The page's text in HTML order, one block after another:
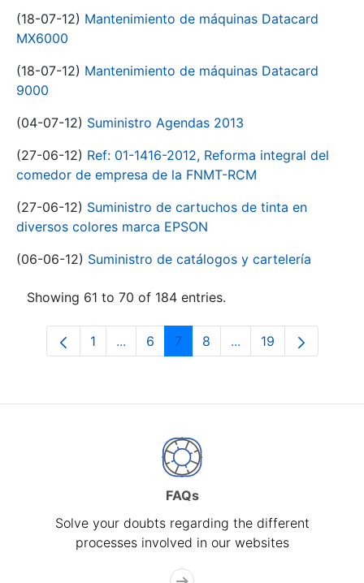
(18-07-12) Mantenimiento de máquinas Datacard
MX6000
(18-07-12) Mantenimiento de máquinas Datacard
9000
(04-07-12) Suministro Agendas 2013
(27-06-12) Ref: 01-1416-2012, Reforma integral del
comedor de empresa de la FNMT-RCM
(27-06-12) Suministro de cartuchos de tinta en
diversos colores marca EPSON
(06-06-12) Suministro de catálogos y cartelería
Showing 61 to 70 of 184 entries.
Page
1 ...Intermediate Pages Use TAB to
Page
6 Page
7 Page
8 ...Intermediate Pages
Page
19
FAQs
Solve your doubts regarding the different
processes involved in our websites